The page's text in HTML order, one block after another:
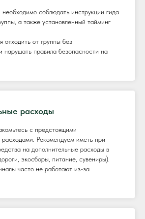
соблюдать инструкции гида
а также установленный тайминг
отходить от группы без
нарушать правила безопасности на
расходы
с предстоящими
расходами. Рекомендуем иметь при
на дополнительные расходы в
экосборы, питание, сувениры).
часто не работают из-за